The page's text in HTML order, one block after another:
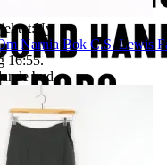
Ny
Narnia Bok C.S. Lewis
16:55.
bud.